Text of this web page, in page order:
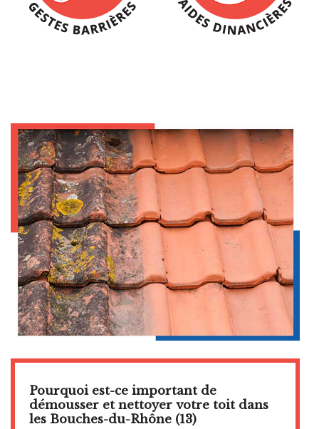
Pourquoi est-ce important de
démousser et nettoyer votre toit dans
les Bouches-du-Rhône (13)